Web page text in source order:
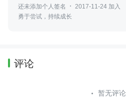
还未添加个人签名
2017-11-24 加入
勇于尝试，持续成长
评论
暂无评论